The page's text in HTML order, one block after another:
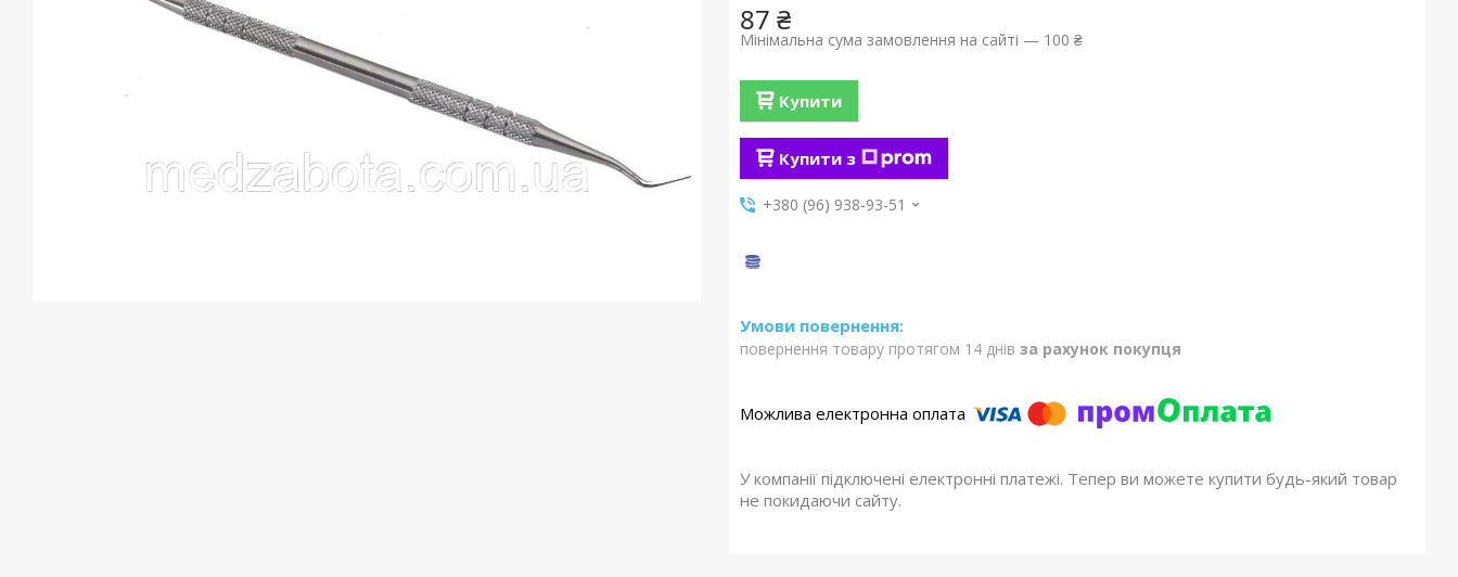
87 ₴
Мінімальна сума замовлення на сайті — 100 ₴
Купити
Купити з
+380 (96) 938-93-51
повернення товару протягом 14 днів за рахунок покупця
У компанії підключені електронні платежі. Тепер ви можете купити будь-який товар
не покидаючи сайту.